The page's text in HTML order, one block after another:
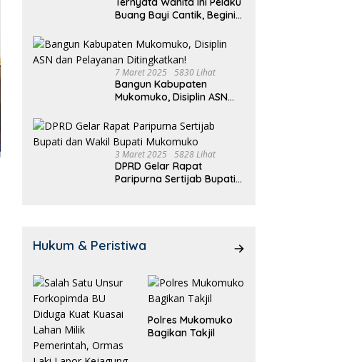
Buang Bayi Cantik, Begini
7 Maret 2025 5830 Lihat
Bangun Kabupaten
Mukomuko, Disiplin ASN
Ditingkatkan!
3 Maret 2025 5828 Lihat
DPRD Gelar Rapat
Paripurna Sertijab Bupati
Hukum & Peristiwa
Polres Mukomuko
Bagikan Takjil